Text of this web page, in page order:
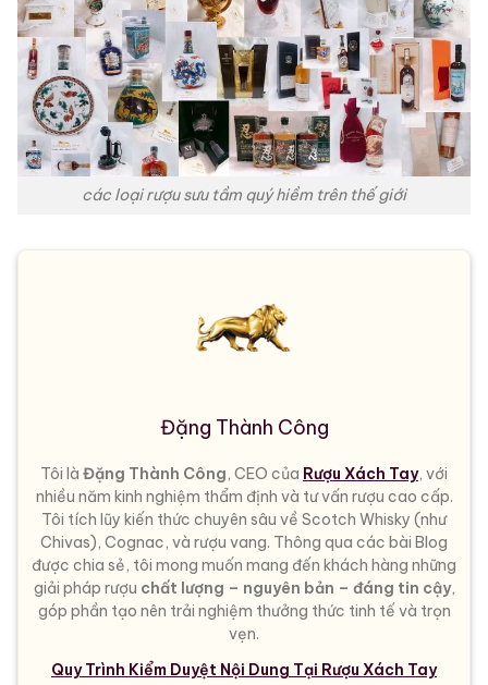
các loại rượu sưu tầm quý hiềm trên thế giới
Đặng Thành Công
Tôi là Đặng Thành Công, CEO của Rượu Xách Tay, với
nhiều năm kinh nghiệm thẩm định và tư vấn rượu cao cấp.
Tôi tích lũy kiến thức chuyên sâu về Scotch Whisky (như
Chivas), Cognac, và rượu vang. Thông qua các bài Blog
được chia sẻ, tôi mong muốn mang đến khách hàng những
giải pháp rượu chất lượng – nguyên bản – đáng tin cậy,
góp phần tạo nên trải nghiệm thưởng thức tinh tế và trọn
vẹn.
Quy Trình Kiểm Duyệt Nội Dung Tại Rượu Xách Tay